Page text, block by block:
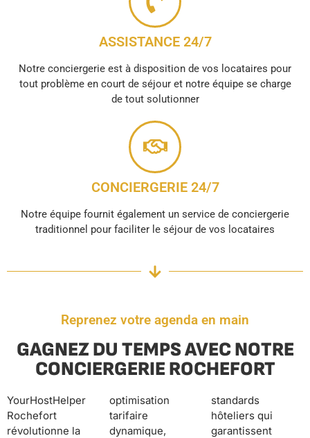
ASSISTANCE 24/7
Notre conciergerie est à disposition de vos locataires pour
tout problème en court de séjour et notre équipe se charge
de tout solutionner
CONCIERGERIE 24/7
Notre équipe fournit également un service de conciergerie
traditionnel pour faciliter le séjour de vos locataires
Reprenez votre agenda en main
GAGNEZ DU TEMPS AVEC NOTRE
CONCIERGERIE ROCHEFORT
YourHostHelper
Rochefort
révolutionne la
optimisation
tarifaire
dynamique,
standards
hôteliers qui
garantissent